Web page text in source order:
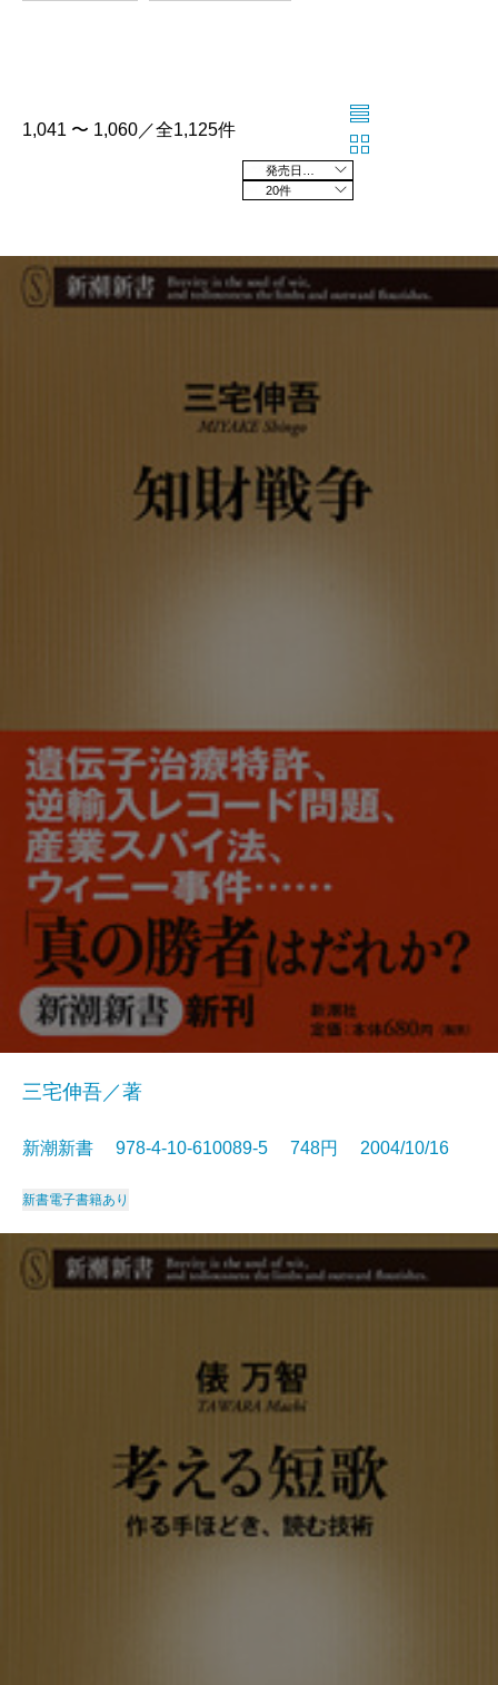
1,041 〜 1,060／全1,125件
20件
三宅伸吾／著
新潮新書 978-4-10-610089-5 748円 2004/10/16
新書電子書籍あり